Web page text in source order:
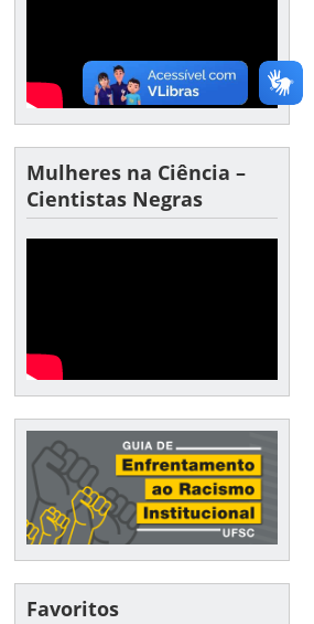
Mulheres na Ciência –
Cientistas Negras
Favoritos